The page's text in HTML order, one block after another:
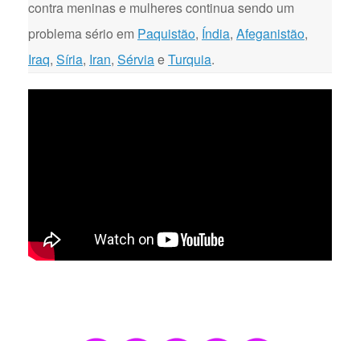
contra meninas e mulheres continua sendo um
problema sério em Paquistão, Índia, Afeganistão,
Iraq, Síria, Iran, SérviaeTurquia.